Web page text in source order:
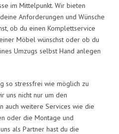
im Mittelpunkt. Wir bieten
Anforderungen und Wünsche
ob du einen Komplettservice
Möbel wünschst oder ob du
Umzugs selbst Hand anlegen
so stressfrei wie möglich zu
uns nicht nur um den
auch weitere Services wie die
oder die Montage und
als Partner hast du die